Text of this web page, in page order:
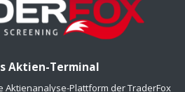
Aktien-Terminal
Aktienanalyse-Plattform der TraderFox